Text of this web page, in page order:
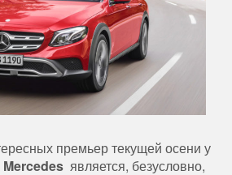
премьер текущей осени у
Mercedes является, безусловно,